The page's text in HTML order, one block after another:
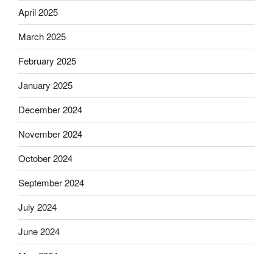
April 2025
March 2025
February 2025
January 2025
December 2024
November 2024
October 2024
September 2024
July 2024
June 2024